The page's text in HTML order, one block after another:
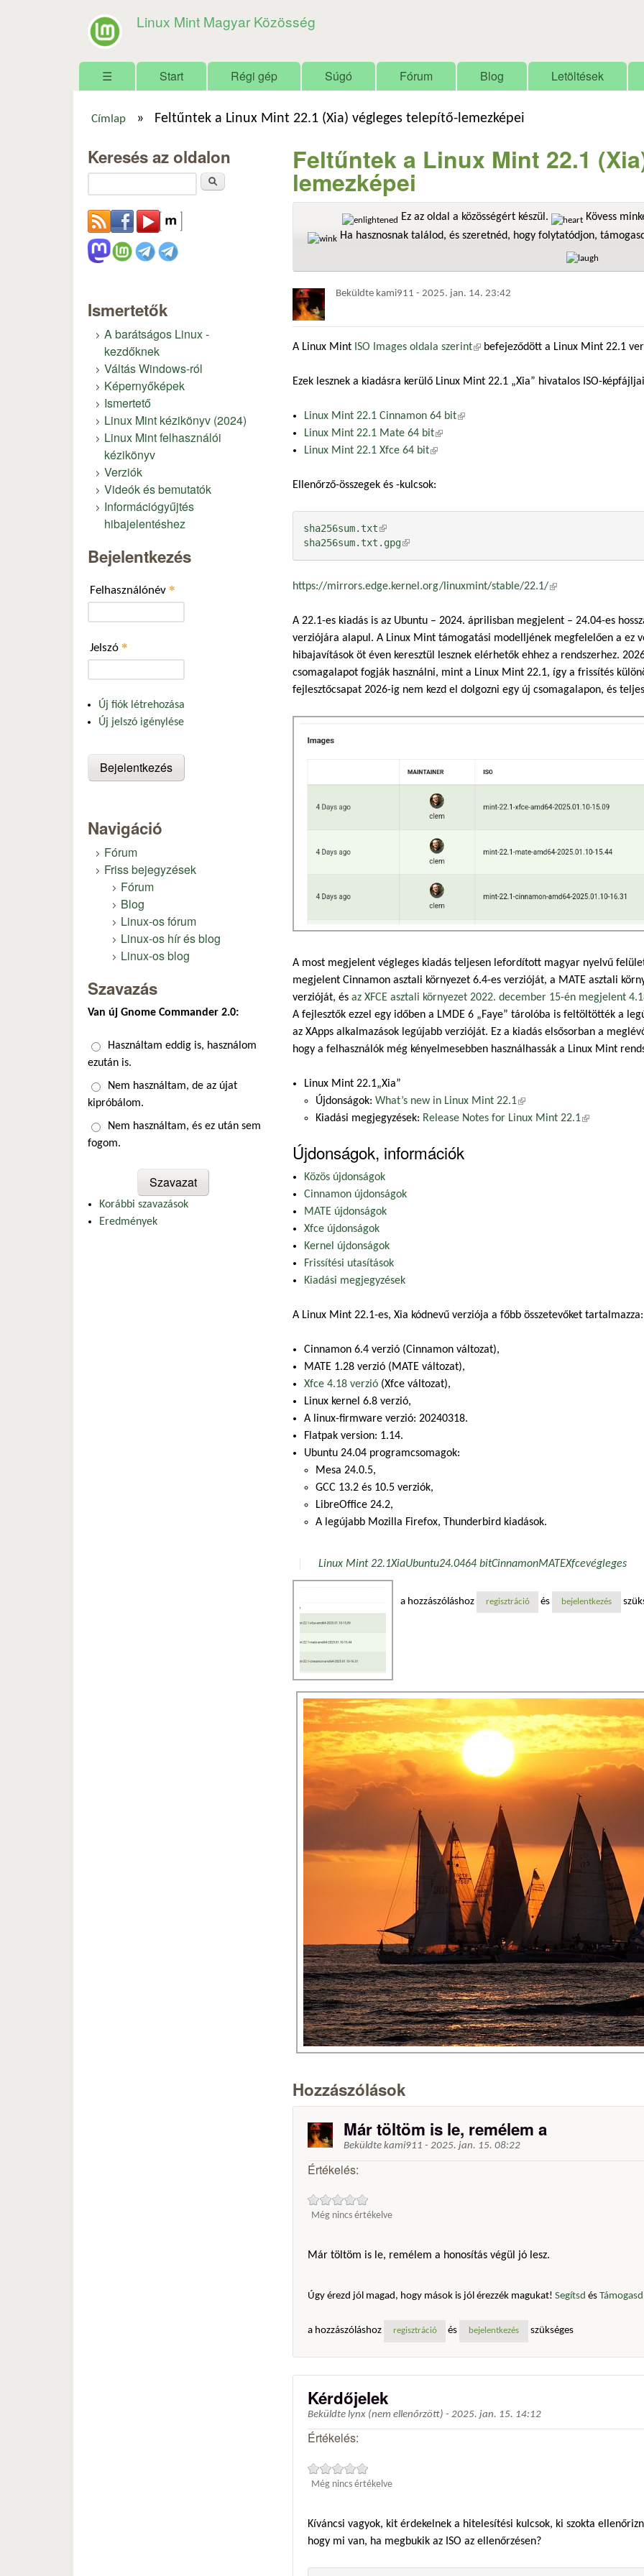
Linux Mint Magyar Közösség
Főmenü
☰ Start Régi gép Súgó Fórum Blog Letöltések
Címlap » Feltűntek a Linux Mint 22.1 (Xia) végleges telepítő-lemezképei
Feltűntek a Linux Mint 22.1
lemezképei
Ez az oldal a közösségért készül.
Kövess
Ha hasznosnak találod, és szeretnéd, hogy folytatódjon,
Beküldte kami911 - 2025. jan. 14. 23:42
A Linux Mint ISO Images oldala szerint(külső hivatkozás)
befejeződött a Linux Mint 22.1
Ezek lesznek a kiadásra kerülő Linux Mint 22.1 „Xia” hivatalos ISO-
Linux Mint 22.1 Cinnamon 64 bit(külső hivatkozás)
Linux Mint 22.1 Mate 64 bit(külső hivatkozás)
Linux Mint 22.1 Xfce 64 bit(külső hivatkozás)
Ellenőrző-összegek és -kulcsok:
sha256sum.txt(külső hivatkozás)
sha256sum.txt.gpg(külső hivatkozás)
https://mirrors.edge.kernel.org/linuxmint/stable/22.1/(külső hivatkozás)
A 22.1-es kiadás is az Ubuntu – 2024. áprilisban megjelent – 24.04-es
verziójára alapul. A Linux Mint támogatási modelljének megfelelően a ez
hibajavítások öt éven keresztül lesznek elérhetők ehhez a rendszerhez.
csomagalapot fogják használni, mint a Linux Mint 22.1, így a frissítés
fejlesztőcsapat 2026-ig nem kezd el dolgozni egy új csomagalapon, és
A most megjelent végleges kiadás teljesen lefordított magyar nyelvű
megjelent Cinnamon asztali környezet 6.4-es verzióját, a MATE asztali
verzióját, és az XFCE asztali környezet 2022. december 15-én megjelent
A fejlesztők ezzel egy időben a LMDE 6 „Faye” tárolóba is feltöltötték a
az XApps alkalmazások legújabb verzióját. Ez a kiadás elsősorban a
hogy a felhasználók még kényelmesebben használhassák a Linux Mint
Linux Mint 22.1„Xia”
Újdonságok: What’s new in Linux Mint 22.1(külső hivatkozás)
Kiadási megjegyzések: Release Notes for Linux Mint 22.1(külső
Újdonságok, információk
Közös újdonságok
Cinnamon újdonságok
MATE újdonságok
Xfce újdonságok
Kernel újdonságok
Frissítési utasítások
Kiadási megjegyzések
A Linux Mint 22.1-es, Xia kódnevű verziója a főbb összetevőket tartalmazza:
Cinnamon 6.4 verzió (Cinnamon változat),
MATE 1.28 verzió (MATE változat),
Xfce 4.18 verzió (Xfce változat),
Linux kernel 6.8 verzió,
A linux-firmware verzió: 20240318.
Flatpak version: 1.14.
Ubuntu 24.04 programcsomagok:
Mesa 24.0.5,
GCC 13.2 és 10.5 verziók,
LibreOffice 24.2,
A legújabb Mozilla Firefox, Thunderbird kiadások.
Linux Mint 22.1XiaUbuntu24.0464 bitCinnamonMATEXfcevégleges
a hozzászóláshoz regisztráció és bejelentkezés
Hozzászólások
Már töltöm is le, remélem a
Beküldte kami911 - 2025. jan. 15. 08:22
Értékelés:
Még nincs értékelve
Már töltöm is le, remélem a honosítás végül jó lesz.
Úgy érezd jól magad, hogy mások is jól érezzék magukat! Segítsd és
a hozzászóláshoz regisztráció és bejelentkezés szükséges
Kérdőjelek
Beküldte lynx (nem ellenőrzött) - 2025. jan. 15. 14:12
Értékelés:
Még nincs értékelve
Kíváncsi vagyok, kit érdekelnek a hitelesítési kulcsok, ki szokta
hogy mi van, ha megbukik az ISO az ellenőrzésen?
Keresés az oldalon
Ismertetők
A barátságos Linux -
kezdőknek
Váltás Windows-ról
Képernyőképek
Ismertető
Linux Mint kézikönyv (2024)
Linux Mint felhasználói
kézikönyv
Verziók
Videók és bemutatók
Információgyűjtés
hibajelentéshez
Bejelentkezés
Felhasználónév *
Jelszó *
Új fiók létrehozása
Új jelszó igénylése
Navigáció
Fórum
Friss bejegyzések
Fórum
Blog
Linux-os fórum
Linux-os hír és blog
Linux-os blog
Szavazás
Van új Gnome Commander 2.0:
Választások
Használtam eddig is, használom
ezután is.
Nem használtam, de az újat
kipróbálom.
Nem használtam, és ez után sem
fogom.
Korábbi szavazások
Eredmények